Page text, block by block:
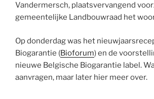
Vandermersch, plaatsvervangend
gemeentelijke Landbouwraad het
Op donderdag was het
Biogarantie (Bioforum) en de
nieuwe Belgische Biogarantie label.
aanvragen, maar later hier meer over.